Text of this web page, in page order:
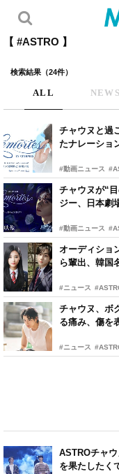
【 #ASTRO 】
検索結果（24件）
ALL NEWS
チャウヌと過
たナレーショ
#動画ニュース
チャウヌが“
ジー、日本劇
#動画ニュース
オーディショ
ら輩出、韓国
#ニュース
チャウヌ、ボ
る痛み、傷を
#ニュース
ASTROチャ
を果たしたく